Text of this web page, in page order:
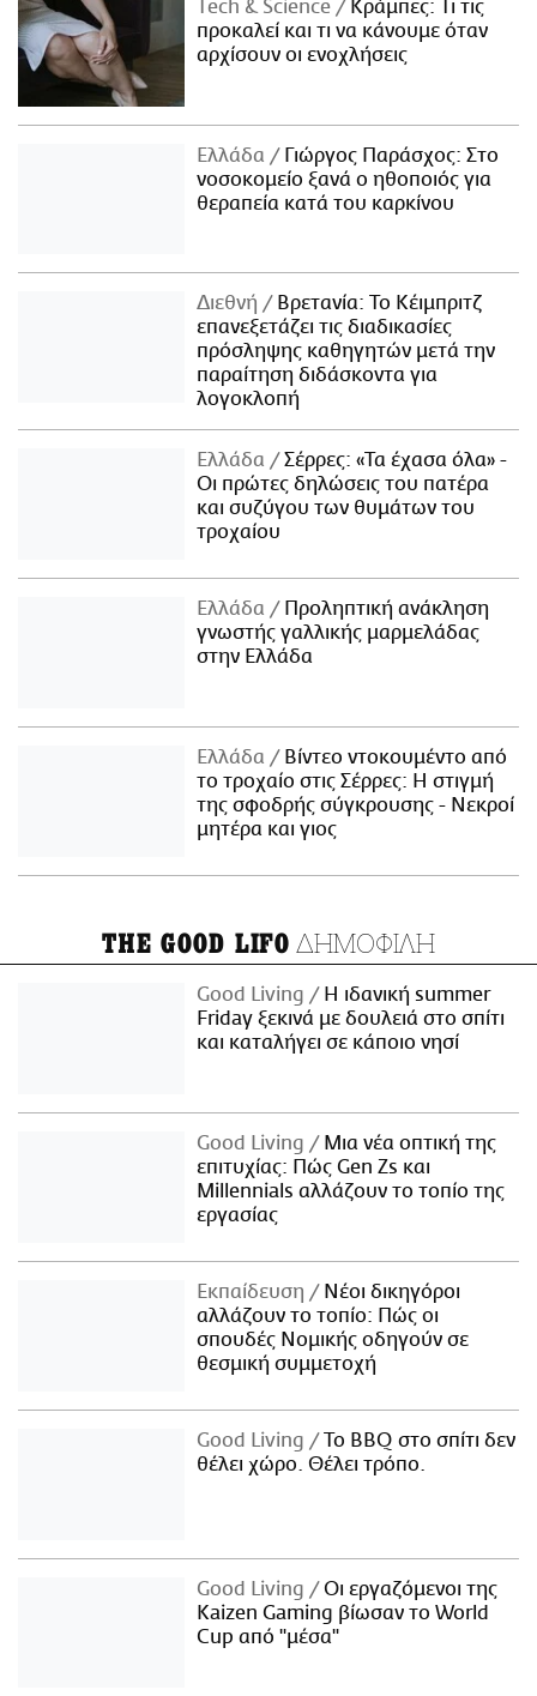
Τech & Science
Κράμπες: Τι τις
προκαλεί και τι να κάνουμε όταν
αρχίσουν οι ενοχλήσεις
Ελλάδα
Γιώργος Παράσχος: Στο
νοσοκομείο ξανά ο ηθοποιός για
θεραπεία κατά του καρκίνου
Διεθνή
Βρετανία: Το Κέιμπριτζ
επανεξετάζει τις διαδικασίες
πρόσληψης καθηγητών μετά την
παραίτηση διδάσκοντα για
λογοκλοπή
Ελλάδα
Σέρρες: «Τα έχασα όλα» -
Οι πρώτες δηλώσεις του πατέρα
και συζύγου των θυμάτων του
τροχαίου
Ελλάδα
Προληπτική ανάκληση
γνωστής γαλλικής μαρμελάδας
στην Ελλάδα
Ελλάδα
Βίντεο ντοκουμέντο από
το τροχαίο στις Σέρρες: Η στιγμή
της σφοδρής σύγκρουσης - Νεκροί
μητέρα και γιος
THE GOOD LIFO ΔΗΜΟΦΙΛΗ
Good Living
Η ιδανική summer
Friday ξεκινά με δουλειά στο σπίτι
και καταλήγει σε κάποιο νησί
Good Living
Μια νέα οπτική της
επιτυχίας: Πώς Gen Zs και
Millennials αλλάζουν το τοπίο της
εργασίας
Εκπαίδευση
Νέοι δικηγόροι
αλλάζουν το τοπίο: Πώς οι
σπουδές Νομικής οδηγούν σε
θεσμική συμμετοχή
Good Living
Το BBQ στο σπίτι δεν
θέλει χώρο. Θέλει τρόπο.
Good Living
Οι εργαζόμενοι της
Kaizen Gaming βίωσαν το World
Cup από "μέσα"